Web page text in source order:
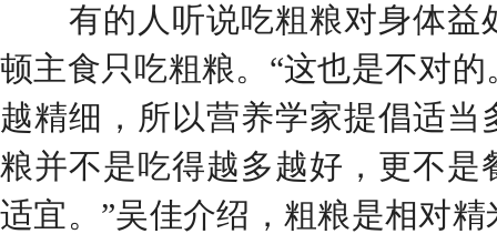
有的人听说吃粗粮对身体益
顿主食只吃粗粮。“这也是不对
越精细，所以营养学家提倡适当
粮并不是吃得越多越好，更不是
适宜。”吴佳介绍，粗粮是相对